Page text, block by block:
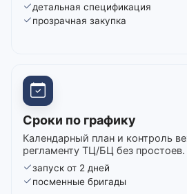
детальная спецификация
прозрачная закупка
Сроки по графику
Календарный план и контроль
регламенту ТЦ/БЦ без простоев.
запуск от 2 дней
посменные бригады